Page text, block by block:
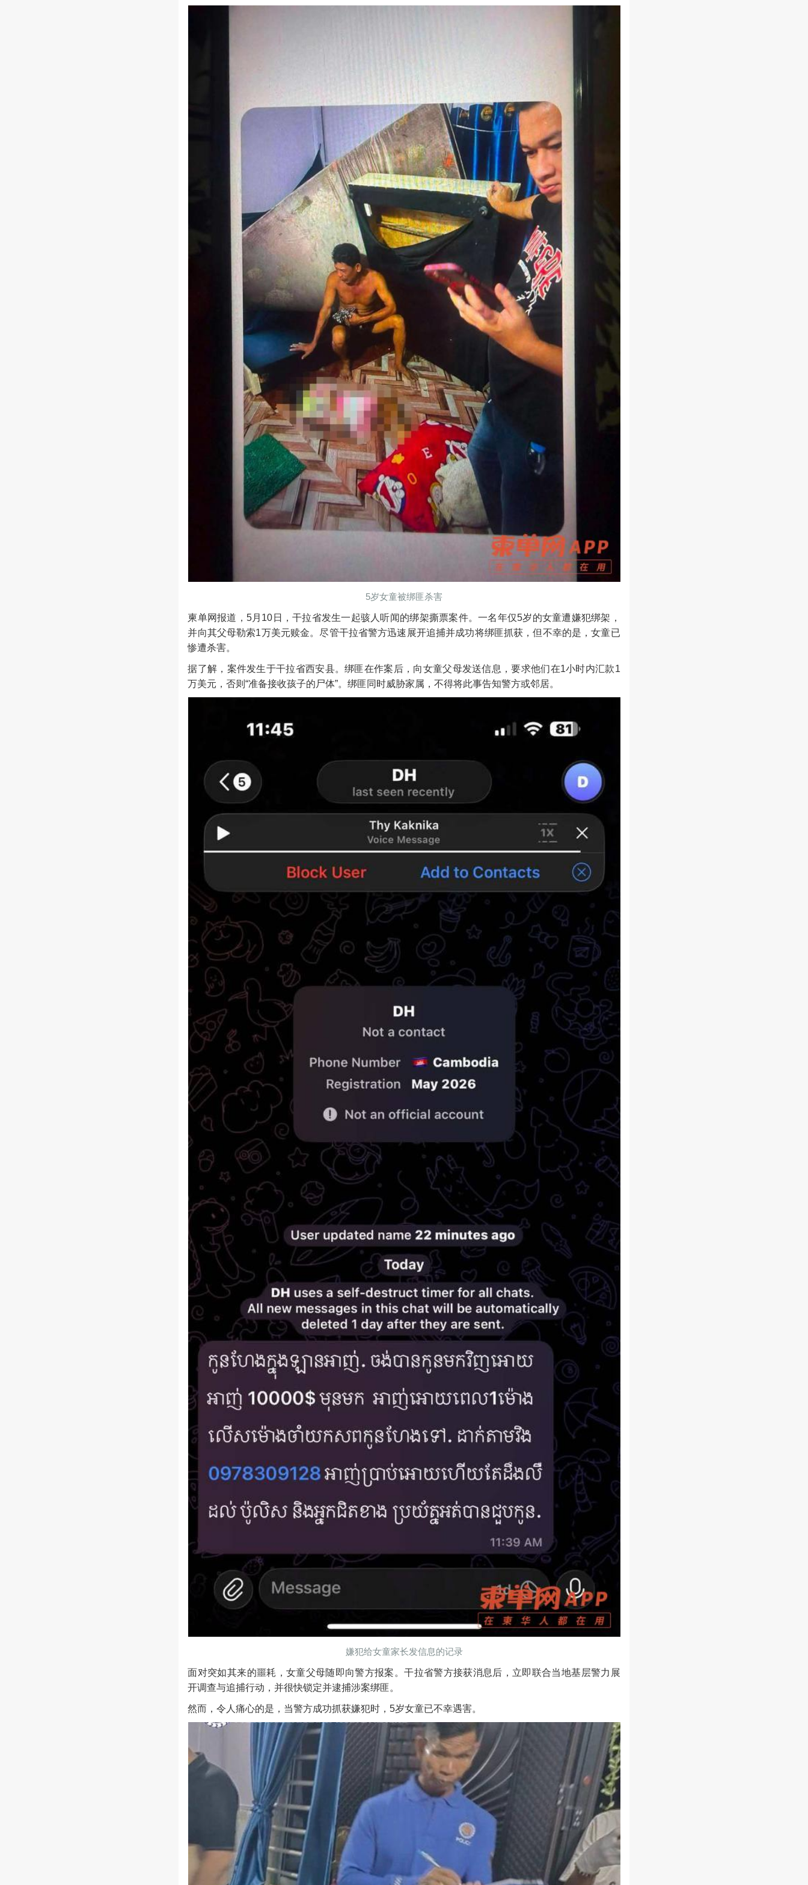
5岁女童被绑匪杀害
柬单网报道，5月10日，干拉省发生一起骇人听闻的绑架撕票案件。一名年仅5岁的女童遭嫌犯绑架，
并向其父母勒索1万美元赎金。尽管干拉省警方迅速展开追捕并成功将绑匪抓获，但不幸的是，女童已
惨遭杀害。
据了解，案件发生于干拉省西安县。绑匪在作案后，向女童父母发送信息，要求他们在1小时内汇款1
万美元，否则“准备接收孩子的尸体”。绑匪同时威胁家属，不得将此事告知警方或邻居。
嫌犯给女童家长发信息的记录
面对突如其来的噩耗，女童父母随即向警方报案。干拉省警方接获消息后，立即联合当地基层警力展
开调查与追捕行动，并很快锁定并逮捕涉案绑匪。
然而，令人痛心的是，当警方成功抓获嫌犯时，5岁女童已不幸遇害。